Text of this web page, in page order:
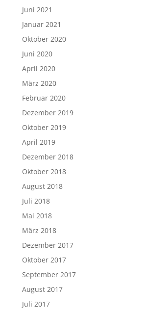
Juni 2021
Januar 2021
Oktober 2020
Juni 2020
April 2020
März 2020
Februar 2020
Dezember 2019
Oktober 2019
April 2019
Dezember 2018
Oktober 2018
August 2018
Juli 2018
Mai 2018
März 2018
Dezember 2017
Oktober 2017
September 2017
August 2017
Juli 2017